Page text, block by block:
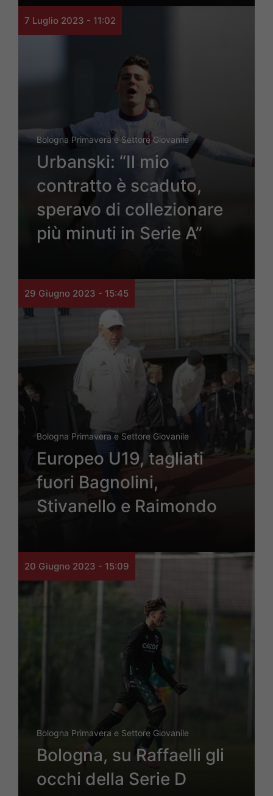
7 Luglio 2023 - 11:02
Bologna Primavera e Settore Giovanile
Urbanski: “Il mio
contratto è scaduto,
speravo di collezionare
più minuti in Serie A”
29 Giugno 2023 - 15:45
Bologna Primavera e Settore Giovanile
Europeo U19, tagliati
fuori Bagnolini,
Stivanello e Raimondo
20 Giugno 2023 - 15:09
Bologna Primavera e Settore Giovanile
Bologna, su Raffaelli gli
occhi della Serie D